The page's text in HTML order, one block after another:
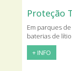
Proteção
Em parques
baterias de lítio
+ INFO